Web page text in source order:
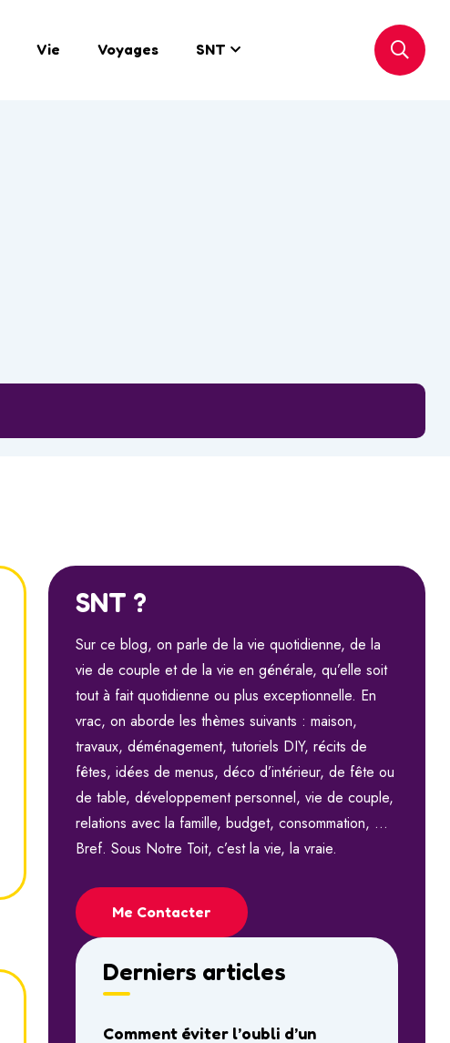
Vie Voyages SNT
SNT ?
Sur ce blog, on parle de la vie quotidienne, de la
vie de couple et de la vie en générale, qu’elle soit
tout à fait quotidienne ou plus exceptionnelle. En
vrac, on aborde les thèmes suivants : maison,
travaux, déménagement, tutoriels DIY, récits de
fêtes, idées de menus, déco d’intérieur, de fête ou
de table, développement personnel, vie de couple,
relations avec la famille, budget, consommation, …
Bref. Sous Notre Toit, c’est la vie, la vraie.
Me Contacter
Derniers articles
Comment éviter l’oubli d’un